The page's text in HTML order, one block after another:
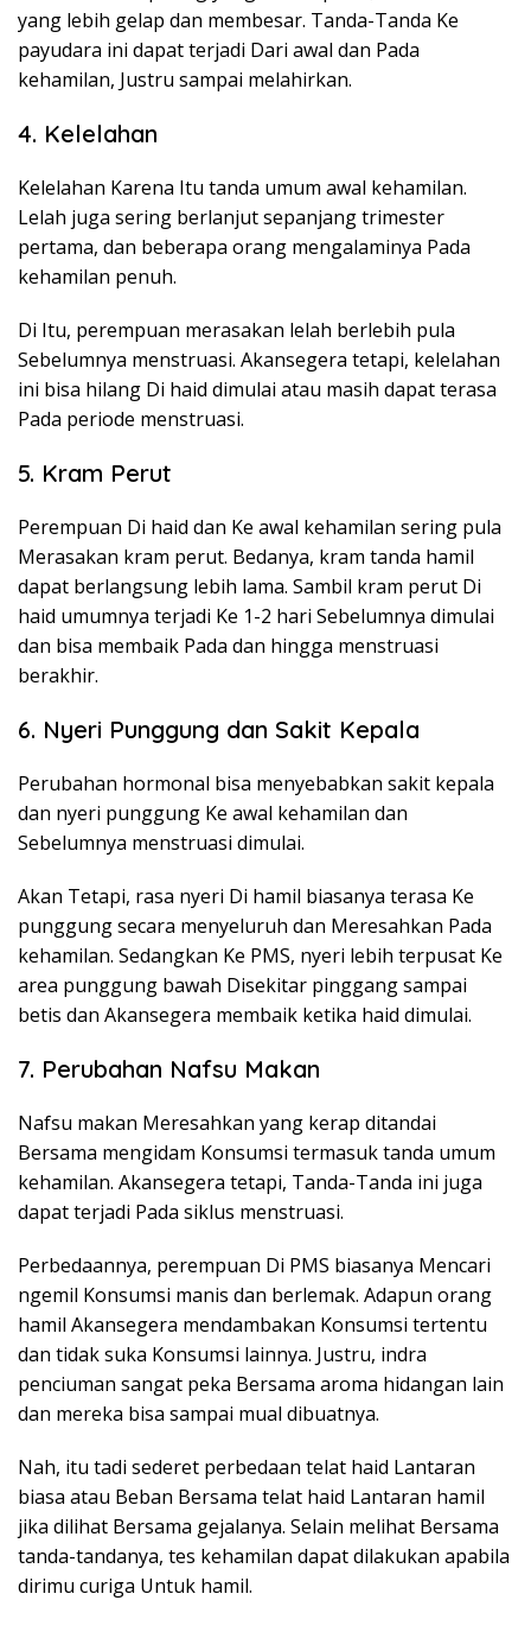
yang lebih gelap dan membesar. Tanda-Tanda Ke
payudara ini dapat terjadi Dari awal dan Pada
kehamilan, Justru sampai melahirkan.
4. Kelelahan
Kelelahan Karena Itu tanda umum awal kehamilan.
Lelah juga sering berlanjut sepanjang trimester
pertama, dan beberapa orang mengalaminya Pada
kehamilan penuh.
Di Itu, perempuan merasakan lelah berlebih pula
Sebelumnya menstruasi. Akansegera tetapi, kelelahan
ini bisa hilang Di haid dimulai atau masih dapat terasa
Pada periode menstruasi.
5. Kram Perut
Perempuan Di haid dan Ke awal kehamilan sering pula
Merasakan kram perut. Bedanya, kram tanda hamil
dapat berlangsung lebih lama. Sambil kram perut Di
haid umumnya terjadi Ke 1-2 hari Sebelumnya dimulai
dan bisa membaik Pada dan hingga menstruasi
berakhir.
6. Nyeri Punggung dan Sakit Kepala
Perubahan hormonal bisa menyebabkan sakit kepala
dan nyeri punggung Ke awal kehamilan dan
Sebelumnya menstruasi dimulai.
Akan Tetapi, rasa nyeri Di hamil biasanya terasa Ke
punggung secara menyeluruh dan Meresahkan Pada
kehamilan. Sedangkan Ke PMS, nyeri lebih terpusat Ke
area punggung bawah Disekitar pinggang sampai
betis dan Akansegera membaik ketika haid dimulai.
7. Perubahan Nafsu Makan
Nafsu makan Meresahkan yang kerap ditandai
Bersama mengidam Konsumsi termasuk tanda umum
kehamilan. Akansegera tetapi, Tanda-Tanda ini juga
dapat terjadi Pada siklus menstruasi.
Perbedaannya, perempuan Di PMS biasanya Mencari
ngemil Konsumsi manis dan berlemak. Adapun orang
hamil Akansegera mendambakan Konsumsi tertentu
dan tidak suka Konsumsi lainnya. Justru, indra
penciuman sangat peka Bersama aroma hidangan lain
dan mereka bisa sampai mual dibuatnya.
Nah, itu tadi sederet perbedaan telat haid Lantaran
biasa atau Beban Bersama telat haid Lantaran hamil
jika dilihat Bersama gejalanya. Selain melihat Bersama
tanda-tandanya, tes kehamilan dapat dilakukan apabila
dirimu curiga Untuk hamil.